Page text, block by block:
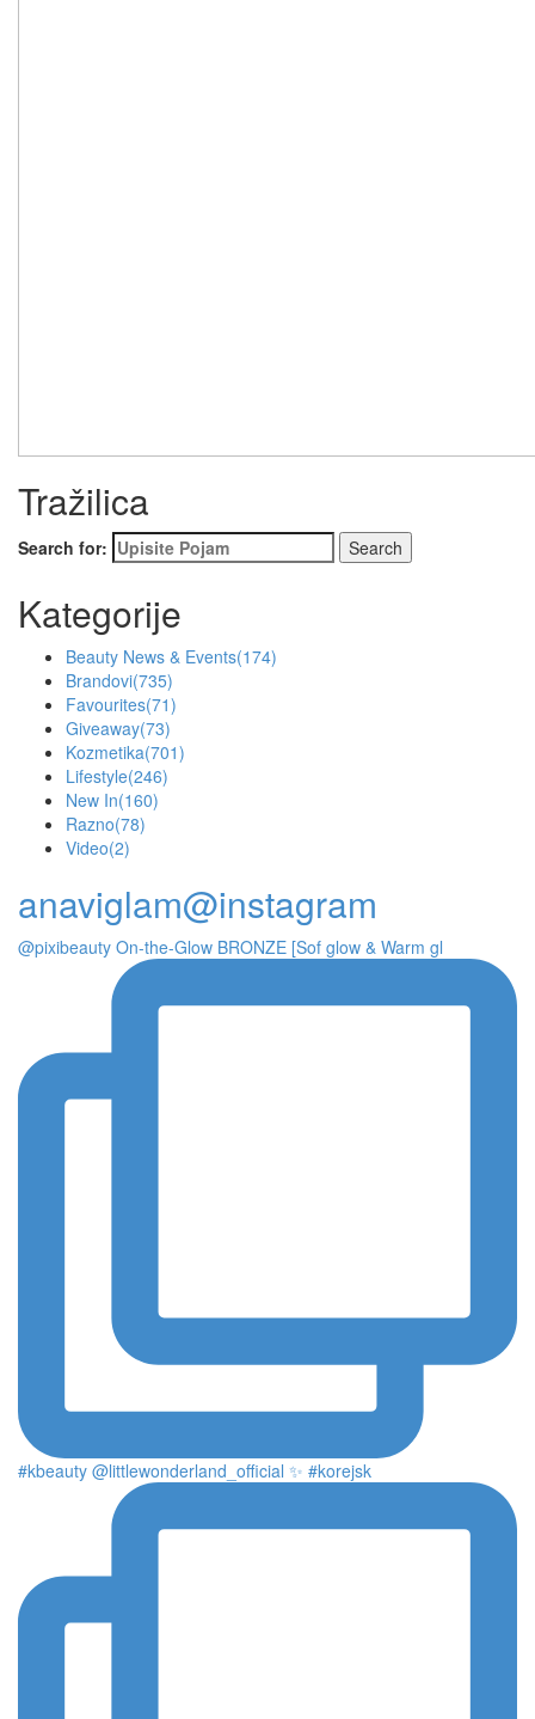
Tražilica
Search for:
Kategorije
Beauty News & Events(174)
Brandovi(735)
Favourites(71)
Giveaway(73)
Kozmetika(701)
Lifestyle(246)
New In(160)
Razno(78)
Video(2)
anaviglam@instagram
@pixibeauty On-the-Glow BRONZE [Sof glow & Warm gl
#kbeauty @littlewonderland_official ✨ #korejsk